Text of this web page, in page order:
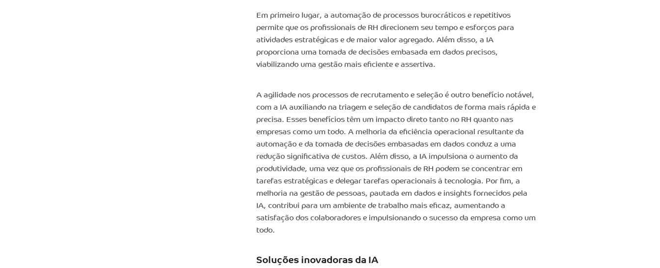
Em primeiro lugar, a automação de processos burocráticos e repetitivos
permite que os profissionais de RH direcionem seu tempo e esforços para
atividades estratégicas e de maior valor agregado. Além disso, a IA
proporciona uma tomada de decisões embasada em dados precisos,
viabilizando uma gestão mais eficiente e assertiva.
A agilidade nos processos de recrutamento e seleção é outro benefício notável,
com a IA auxiliando na triagem e seleção de candidatos de forma mais rápida e
precisa. Esses benefícios têm um impacto direto tanto no RH quanto nas
empresas como um todo. A melhoria da eficiência operacional resultante da
automação e da tomada de decisões embasadas em dados conduz a uma
redução significativa de custos. Além disso, a IA impulsiona o aumento da
produtividade, uma vez que os profissionais de RH podem se concentrar em
tarefas estratégicas e delegar tarefas operacionais à tecnologia. Por fim, a
melhoria na gestão de pessoas, pautada em dados e insights fornecidos pela
IA, contribui para um ambiente de trabalho mais eficaz, aumentando a
satisfação dos colaboradores e impulsionando o sucesso da empresa como um
todo.
Soluções inovadoras da IA